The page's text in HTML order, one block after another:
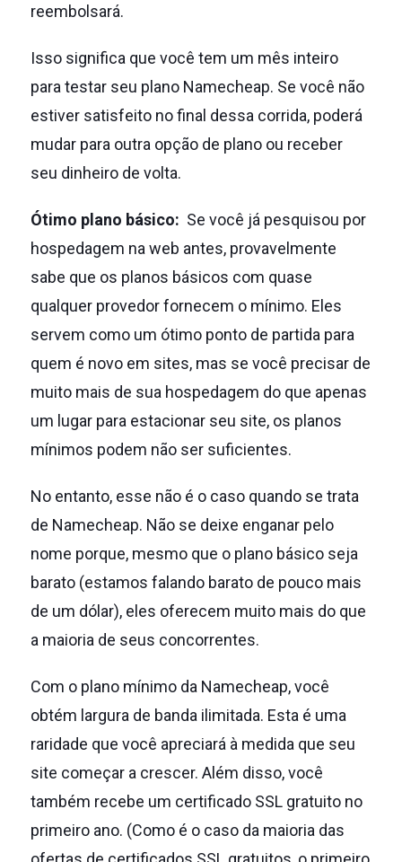
reembolsará.
Isso significa que você tem um mês inteiro
para testar seu plano Namecheap. Se você não
estiver satisfeito no final dessa corrida, poderá
mudar para outra opção de plano ou receber
seu dinheiro de volta.
Ótimo plano básico: Se você já pesquisou por
hospedagem na web antes, provavelmente
sabe que os planos básicos com quase
qualquer provedor fornecem o mínimo. Eles
servem como um ótimo ponto de partida para
quem é novo em sites, mas se você precisar de
muito mais de sua hospedagem do que apenas
um lugar para estacionar seu site, os planos
mínimos podem não ser suficientes.
No entanto, esse não é o caso quando se trata
de Namecheap. Não se deixe enganar pelo
nome porque, mesmo que o plano básico seja
barato (estamos falando barato de pouco mais
de um dólar), eles oferecem muito mais do que
a maioria de seus concorrentes.
Com o plano mínimo da Namecheap, você
obtém largura de banda ilimitada. Esta é uma
raridade que você apreciará à medida que seu
site começar a crescer. Além disso, você
também recebe um certificado SSL gratuito no
primeiro ano. (Como é o caso da maioria das